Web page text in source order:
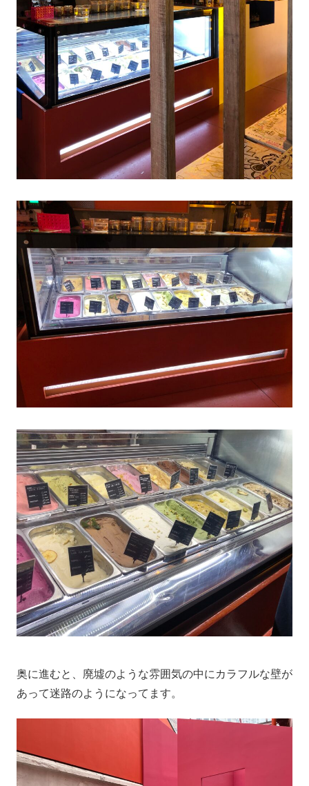
奥に進むと、廃墟のような雰囲気の中にカラフルな壁が
あって迷路のようになってます。